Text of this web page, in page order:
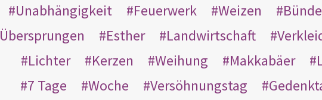
Unabhängigkeit
Feuerwerk Weizen
Übersprungen
Esther Landwirtschaft
Lichter
Kerzen Weihung Makkabäer
7 Tage
Woche Versöhnungstag